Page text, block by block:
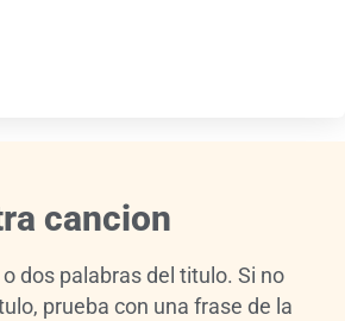
cancion
o dos palabras del titulo. Si no
prueba con una frase de la